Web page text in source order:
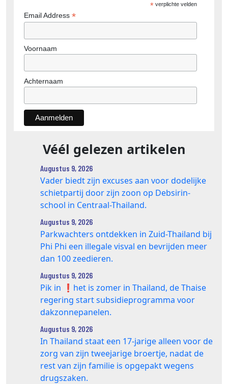
*verplichte velden
Email Address *
Voornaam
Achternaam
Véél gelezen artikelen
Augustus 9, 2026
Vader biedt zijn excuses aan voor dodelijke
schietpartij door zijn zoon op Debsirin-
school in Centraal-Thailand.
Augustus 9, 2026
Parkwachters ontdekken in Zuid-Thailand bij
Phi Phi een illegale visval en bevrijden meer
dan 100 zeedieren.
Augustus 9, 2026
Pik in ❗️het is zomer in Thailand, de Thaise
regering start subsidieprogramma voor
dakzonnepanelen.
Augustus 9, 2026
In Thailand staat een 17‑jarige alleen voor de
zorg van zijn tweejarige broertje, nadat de
rest van zijn familie is opgepakt wegens
drugszaken.